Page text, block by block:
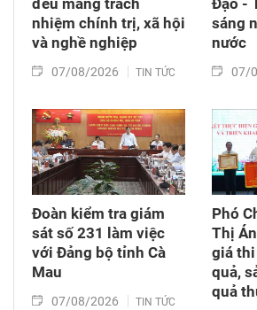
đều mang trách
nhiệm chính trị, xã hội
và nghề nghiệp
07/08/2026 TIN TỨC
Đạo -
sáng
nước
07/
Đoàn kiểm tra giám
sát số 231 làm việc
với Đảng bộ tỉnh Cà
Mau
07/08/2026 TIN TỨC
Phó
Thị
giá
quả,
quả